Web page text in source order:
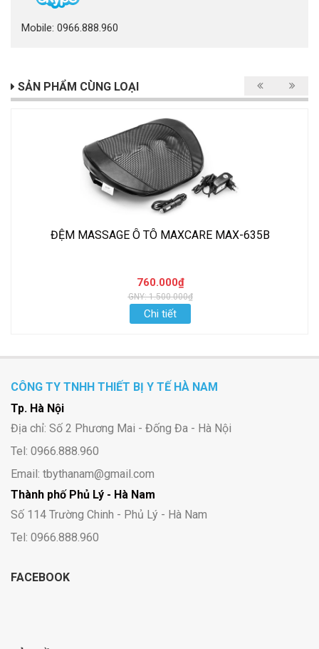
Mobile: 0966.888.960
SẢN PHẨM CÙNG LOẠI
ĐỆM MASSAGE Ô TÔ MAXCARE MAX-635B
760.000₫
GNY: 1.500.000₫
Chi tiết
CÔNG TY TNHH THIẾT BỊ Y TẾ HÀ NAM
Tp. Hà Nội
Địa chỉ: Số 2 Phương Mai - Đống Đa - Hà Nội
Tel: 0966.888.960
Email: tbythanam@gmail.com
Thành phố Phủ Lý - Hà Nam
Số 114 Trường Chinh - Phủ Lý - Hà Nam
Tel: 0966.888.960
FACEBOOK